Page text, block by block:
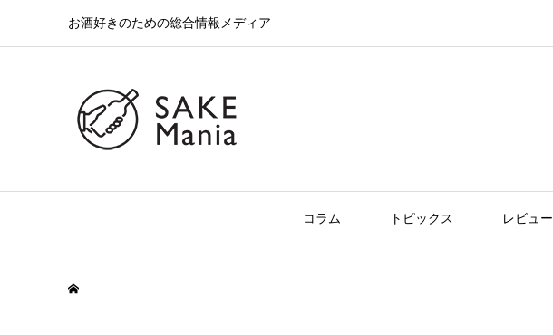
お酒好きのための総合情報メディア
コラム トピックス レビュー